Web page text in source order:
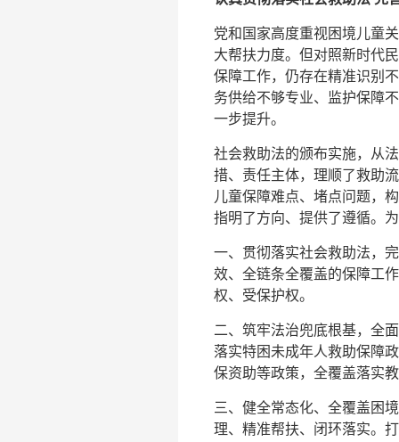
党和国家高度重视困境儿童
大帮扶力度。但对照新时代
保障工作，仍存在精准识别
务供给不够专业、监护保障
一步提升。
社会救助法的颁布实施，从
措、责任主体，理顺了救助
儿童保障难点、堵点问题，
指明了方向、提供了遵循。
一、贯彻落实社会救助法，
效、全链条全覆盖的保障工
权、受保护权。
二、筑牢法治兜底根基，全
落实特困未成年人救助保障
保资助等政策，全覆盖落实
三、健全常态化、全覆盖困
理、精准帮扶、闭环落实。